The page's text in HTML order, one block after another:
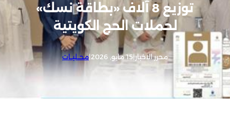
توزيع 8 آلاف «بطاقة نسك»
لحملات الحج الكويتية
محرر الاخبار|15 مايو, 2026 |محــليــات